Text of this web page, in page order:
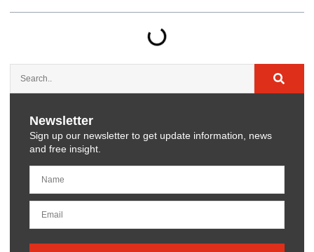
Newsletter
Sign up our newsletter to get update information, news
and free insight.